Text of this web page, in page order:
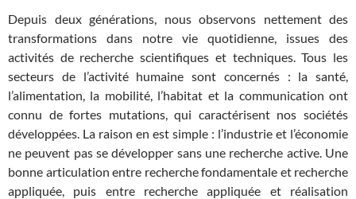
Depuis deux générations, nous observons nettement des
transformations dans notre vie quotidienne, issues des
activités de recherche scientifiques et techniques. Tous les
secteurs de l’activité humaine sont concernés : la santé,
l’alimentation, la mobilité, l’habitat et la communication ont
connu de fortes mutations, qui caractérisent nos sociétés
développées. La raison en est simple : l’industrie et l’économie
ne peuvent pas se développer sans une recherche active. Une
bonne articulation entre recherche fondamentale et recherche
appliquée, puis entre recherche appliquée et réalisation